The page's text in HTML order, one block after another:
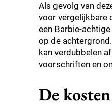
Als gevolg van
voor vergelijkbare
een Barbie-
op de
kan verdubbelen
voorschriften en
De